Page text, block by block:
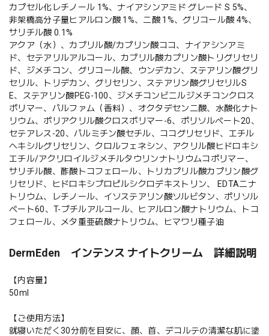
カプセル化レチノール 1%、ナイアシンアミド グレード S 5%、
非架橋高分子量ヒアルロン酸 1%、二酸 1%、グリコール酸 4%、
サリチル酸 0.1%
アクア（水）、カプリル酸/カプリン酸ココ、ナイアシンアミ
ド、セテアリルアルコール、カプリル酸カプリン酸トリグリセリ
ド、ジメチコン、グリコール酸、ウンデカン、ステアリン酸グリ
セリル、トリデカン、グリセリン、ステアリン酸グリセリルS
E、ステアリン酸PEG-100、ジメチコンビニルジメチコンクロス
ポリマー、パルファム（香料）、オクタデセン二酸、水酸化ナト
リウム、ポリアクリル酸クロスポリマー-6、ポリソルベート20、
セテアレス-20、パルミチン酸セチル、ココグリセリド、エチル
ヘキシルグリセリン、クロルフェネシン、アクリル酸ヒドロキシ
エチル/アクリロイルジメチルタウリンナトリウムコポリマー、
サリチル酸、酢酸トコフェロール、トリカプリル酸カプリン酸グ
リセリド、ヒドロキシプロピルシクロデキストリン、 EDTA二ナ
トリウム、レチノール、イソステアリン酸ソルビタン、ポリソル
ベート60、T-ブチルアルコール、ヒアルロン酸ナトリウム、トコ
フェロール、メタ重亜硫酸ナトリウム、ヒマワリ種子油
DermEden インテンス ナイトクリーム 詳細説明
【内容量】
50ml
【ご使用方法】
就寝いただく30分前を目安に、顔、首、デコルテの清潔な肌に塗